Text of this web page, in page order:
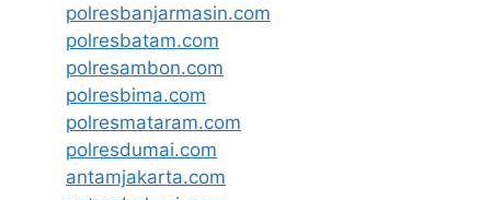
polresbanjarmasin.com
polresbatam.com
polresambon.com
polresbima.com
polresmataram.com
polresdumai.com
antamjakarta.com